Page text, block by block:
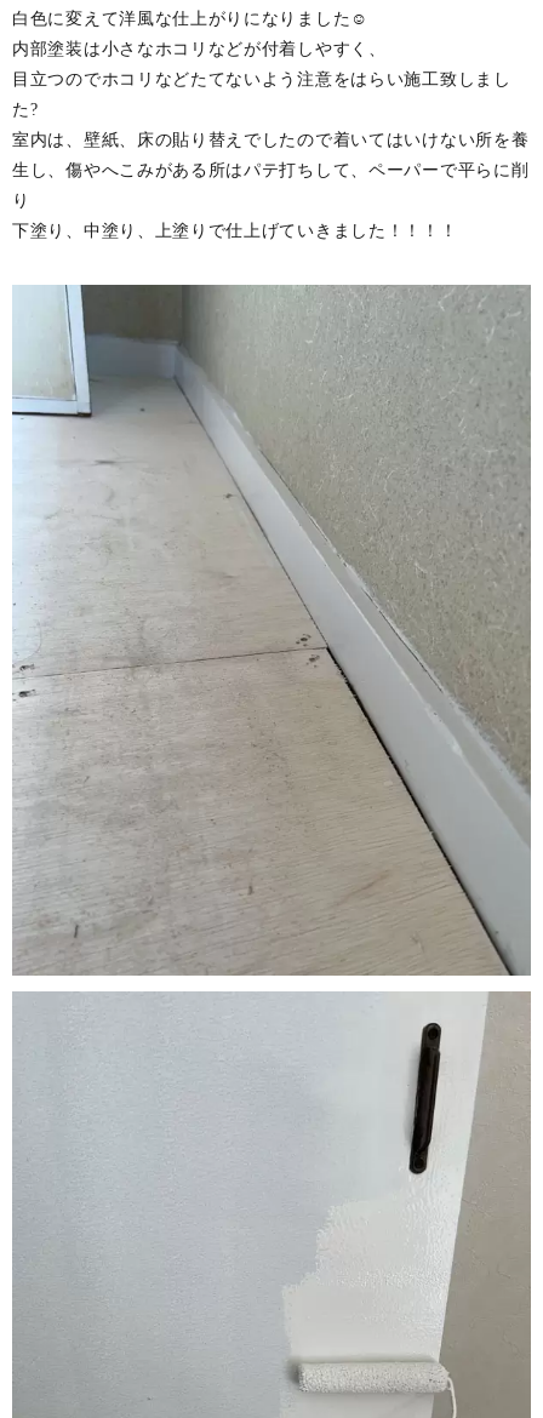
白色に変えて洋風な仕上がりになりました☺️
内部塗装は小さなホコリなどが付着しやすく、
目立つのでホコリなどたてないよう注意をはらい施工致しまし
た?
室内は、壁紙、床の貼り替えでしたので着いてはいけない所を養
生し、傷やへこみがある所はパテ打ちして、ペーパーで平らに削
り
下塗り、中塗り、上塗りで仕上げていきました！！！！